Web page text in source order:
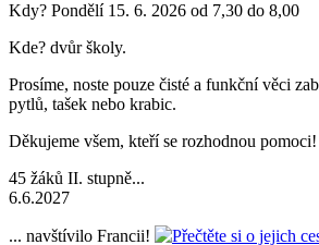
Kdy? Pondělí 15. 6. 2026 od 7,30 do 8,00
Kde? dvůr školy.
Prosíme, noste pouze čisté a funkční věci
pytlů, tašek nebo krabic.
Děkujeme všem, kteří se rozhodnou pomoci!
45 žáků II. stupně...
6.6.2027
... navštívilo Francii! Přečtěte si o jejich